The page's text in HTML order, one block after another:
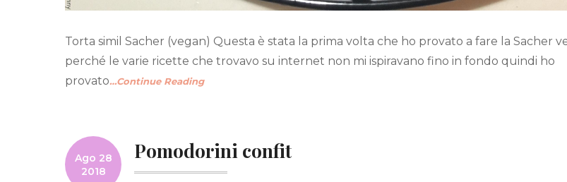
Torta simil Sacher (vegan) Questa è stata la prima volta che ho provato a fare la Sacher
perché le varie ricette che trovavo su internet non mi ispiravano fino in fondo quindi ho
provato…Continue Reading
Ago 28
2018
Pomodorini confit